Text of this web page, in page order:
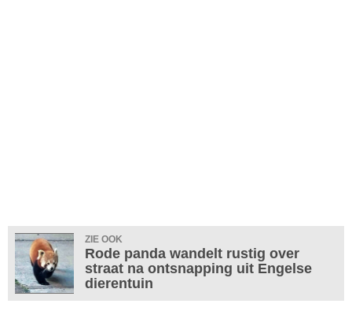
ZIE OOK
Rode panda wandelt rustig over
straat na ontsnapping uit Engelse
dierentuin